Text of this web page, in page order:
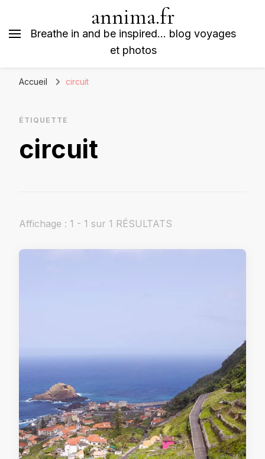
annima.fr
Breathe in and be inspired… blog voyages
et photos
Accueil circuit
ÉTIQUETTE
circuit
Affichage : 1 - 1 sur 1 RÉSULTATS